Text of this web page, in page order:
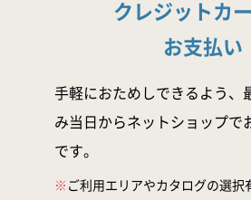
クレジットカ
お支払い
手軽におためしできるよう、
み当日からネットショップで
です。
※ ご利用エリアやカタログの選択